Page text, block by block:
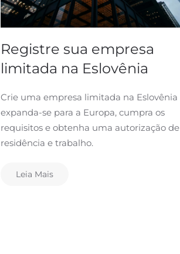
Registre sua empresa
limitada na Eslovênia
Crie uma empresa limitada na Eslovênia
expanda-se para a Europa, cumpra os
requisitos e obtenha uma autorização de
residência e trabalho.
Leia Mais